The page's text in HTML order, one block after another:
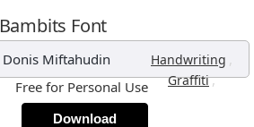
Bambits Font
Donis Miftahudin Handwriting ,
Graffiti,
Free for Personal Use
Download